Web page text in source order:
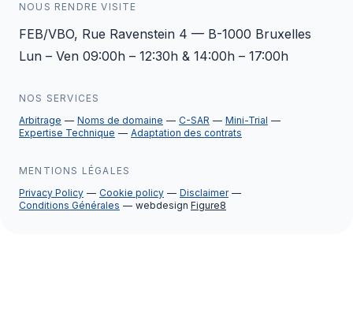
NOUS RENDRE VISITE
FEB/VBO, Rue Ravenstein 4 — B-1000 Bruxelles
Lun – Ven 09:00h – 12:30h & 14:00h – 17:00h
NOS SERVICES
Arbitrage
Noms de domaine C-SAR
Mini-Trial
Expertise Technique
Adaptation des contrats
MENTIONS LÉGALES
Privacy Policy
Cookie policy
Disclaimer
Conditions Générales
webdesign Figure8